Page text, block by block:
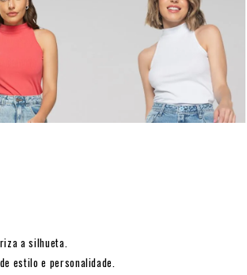
a silhueta.
estilo e personalidade.